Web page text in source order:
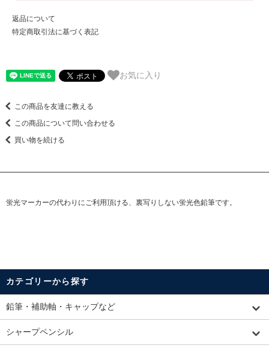
返品について
特定商取引法に基づく表記
お気に入り
この商品を友達に教える
この商品について問い合わせる
買い物を続ける
蛍光マーカーの代わりにご利用頂ける、裏写りしない蛍光色鉛筆です。
カテゴリーから探す
鉛筆・補助軸・キャップなど
シャープペンシル